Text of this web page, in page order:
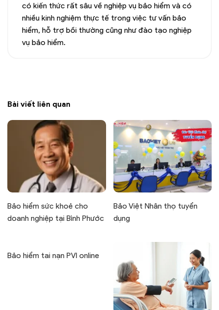
có kiến thức rất sâu về nghiệp vụ bảo hiểm và có
nhiều kinh nghiệm thực tế trong việc tư vấn bảo
hiểm, hỗ trợ bồi thường cũng như đào tạo nghiệp
vụ bảo hiểm.
Bài viết liên quan
Bảo hiểm sức khoẻ cho
doanh nghiệp tại Bình Phước
Bảo Việt Nhân thọ tuyển
dụng
Bảo hiểm tai nạn PVI online